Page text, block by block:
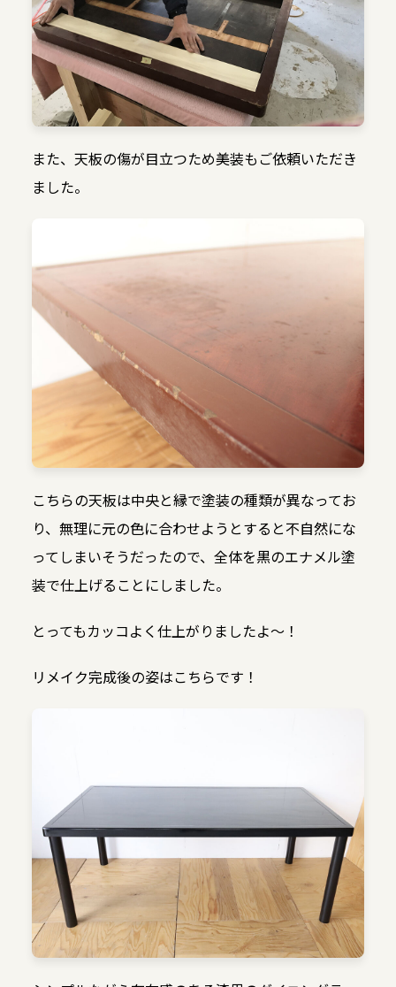
また、天板の傷が目立つため美装もご依頼いただき
ました。
こちらの天板は中央と縁で塗装の種類が異なってお
り、無理に元の色に合わせようとすると不自然にな
ってしまいそうだったので、全体を黒のエナメル塗
装で仕上げることにしました。
とってもカッコよく仕上がりましたよ〜！
リメイク完成後の姿はこちらです！